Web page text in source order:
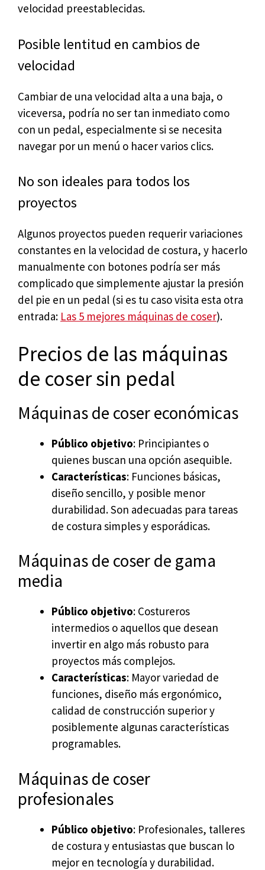
velocidad preestablecidas.
Posible lentitud en cambios de
velocidad
Cambiar de una velocidad alta a una baja, o
viceversa, podría no ser tan inmediato como
con un pedal, especialmente si se necesita
navegar por un menú o hacer varios clics.
No son ideales para todos los
proyectos
Algunos proyectos pueden requerir variaciones
constantes en la velocidad de costura, y hacerlo
manualmente con botones podría ser más
complicado que simplemente ajustar la presión
del pie en un pedal (si es tu caso visita esta otra
entrada: Las 5 mejores máquinas de coser).
Precios de las máquinas
de coser sin pedal
Máquinas de coser económicas
Público objetivo: Principiantes o
quienes buscan una opción asequible.
Características: Funciones básicas,
diseño sencillo, y posible menor
durabilidad. Son adecuadas para tareas
de costura simples y esporádicas.
Máquinas de coser de gama
media
Público objetivo: Costureros
intermedios o aquellos que desean
invertir en algo más robusto para
proyectos más complejos.
Características: Mayor variedad de
funciones, diseño más ergonómico,
calidad de construcción superior y
posiblemente algunas características
programables.
Máquinas de coser
profesionales
Público objetivo: Profesionales, talleres
de costura y entusiastas que buscan lo
mejor en tecnología y durabilidad.